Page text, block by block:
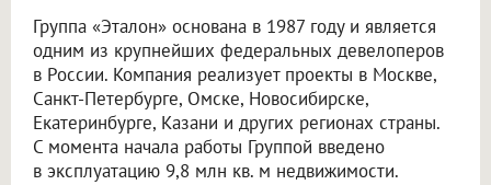
Группа «Эталон» основана в 1987 году и является
одним из крупнейших федеральных девелоперов
в России. Компания реализует проекты в Москве,
Санкт-Петербурге, Омске, Новосибирске,
Екатеринбурге, Казани и других регионах страны.
С момента начала работы Группой введено
в эксплуатацию 9,8 млн кв. м недвижимости.